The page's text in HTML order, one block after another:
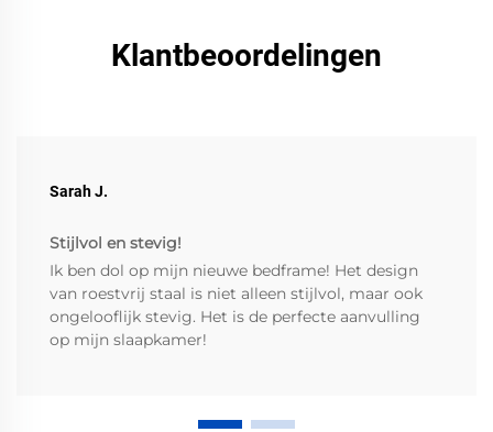
Klantbeoordelingen
Sarah J.
Stijlvol en stevig!
Ik ben dol op mijn nieuwe bedframe! Het design
van roestvrij staal is niet alleen stijlvol, maar ook
ongelooflijk stevig. Het is de perfecte aanvulling
op mijn slaapkamer!